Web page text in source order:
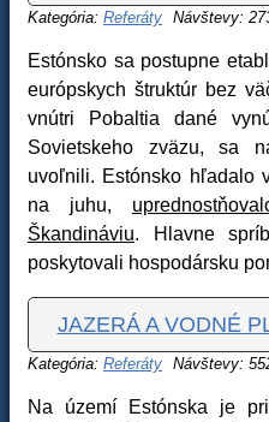
Kategória: Referáty Návštevy:
Estónsko sa postupne
európskych štruktúr bez
vnútri Pobaltia dané
Sovietskeho zväzu, sa
uvoľnili. Estónsko hľadalo
na juhu,
Škandináviu. Hlavne
poskytovali hospodársku
JAZERÁ A VODNÉ
Kategória: Referáty Návštevy:
Na území Estónska je